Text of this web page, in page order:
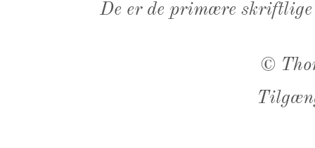
De er de primære
©